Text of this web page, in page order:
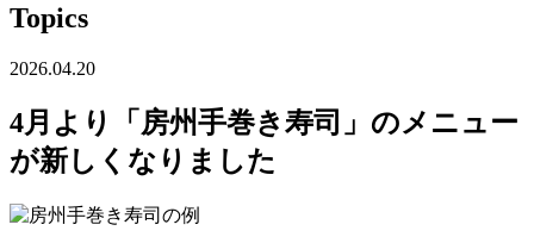
Topics
2026.04.20
4月より「房州手巻き寿司」のメニュー
が新しくなりました